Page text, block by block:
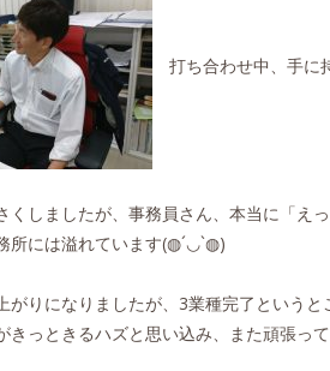
打ち合わせ中、手に
くしましたが、事務員さん、本当に「え
所には溢れています(◍´◡`◍)
がりになりましたが、3業種完了という
きっときるハズと思い込み、また頑張っ